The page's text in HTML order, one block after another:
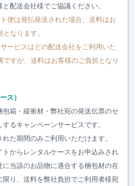
配送会社様でご協議ください。
便は発払発送された場合、送料はお
なります。
ービスはどの配送会社をご利用いた
ですが、送料はお客様のご負担となり
ス）
包箱・緩衝材・弊社宛の発送伝票のセ
るキャンペーンサービスです。
た期間のみご利用いただけます。
トからレンタルケースをお申込みされ
に当該のお品物に適合する梱包材の在
、送料を弊社負担でご利用者様宛